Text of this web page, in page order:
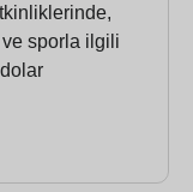
ve sporla ilgili